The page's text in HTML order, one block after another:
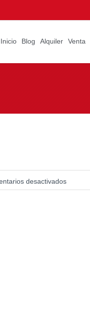
Inicio Blog Alquiler Venta
desactivados